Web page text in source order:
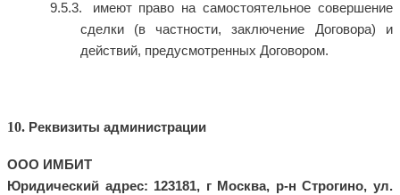
имеют право на самостоятельное совершение
сделки (в частности, заключение Договора) и
действий, предусмотренных Договором.
Реквизиты администрации
ООО ИМБИТ
Юридический адрес: 123181, г Москва, р-н Строгино, ул.